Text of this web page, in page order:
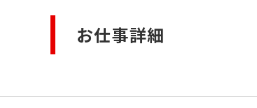
お仕事詳細